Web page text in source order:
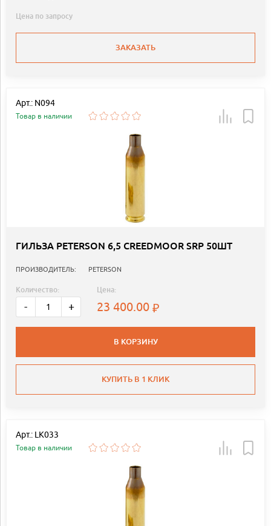
Цена по запросу
ЗАКАЗАТЬ
Арт.: N094
Товар в наличии
ГИЛЬЗА PETERSON 6,5 CREEDMOOR SRP 50ШТ
ПРОИЗВОДИТЕЛЬ: PETERSON
Количество:
- +
Цена:
23 400.00
В КОРЗИНУ
КУПИТЬ В 1 КЛИК
Арт.: LK033
Товар в наличии